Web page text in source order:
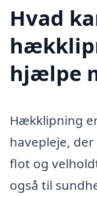
Hvad
hjælpe
Hækklipning
havepleje,
flot og
også til